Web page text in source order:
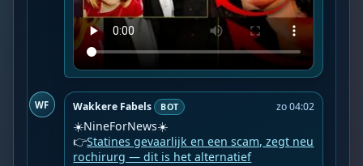
WF Wakkere Fabels BOT zo 04:02
☀️NineForNews☀️
👉Statines gevaarlijk en een scam, zegt neu
rochirurg — dit is het alternatief